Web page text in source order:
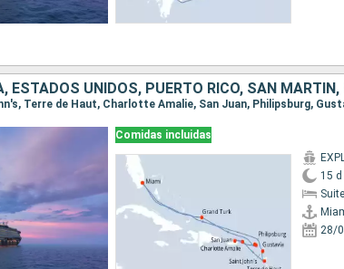
ESTADOS UNIDOS, PUERTO RICO, SAN MARTÍN,
Comidas incluidas
15 d
Suite
28/